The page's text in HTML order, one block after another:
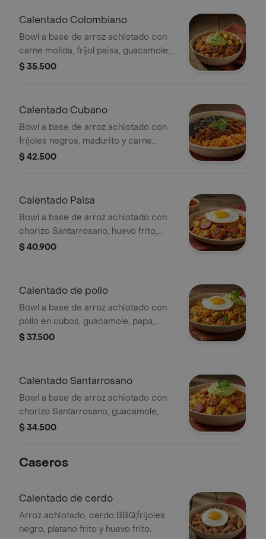
Calentado Colombiano
Bowl a base de arroz achiotado con
carne molida, fríjol paisa, guacamole,
papa y un toque de cilantro.
$ 35.500
Calentado Cubano
Bowl a base de arroz achiotado con
fríjoles negros, madurito y carne
molida. Recomendado con adición de
$ 42.500
Calentado Paisa
Bowl a base de arroz achiotado con
chorizo Santarrosano, huevo frito,
fríjol paisa, papa, madurito, y salsa
$ 40.900
Calentado de pollo
Bowl a base de arroz achiotado con
pollo en cubos, guacamole, papa,
madurito y un toque de cilantro.
$ 37.500
Calentado Santarrosano
Bowl a base de arroz achiotado con
chorizo Santarrosano, guacamole,
papa, madurito y un toque de cilantro.
$ 34.500
Caseros
Calentado de cerdo
Arroz achiotado, cerdo BBQ,frijoles
negro, platano frito y huevo frito.